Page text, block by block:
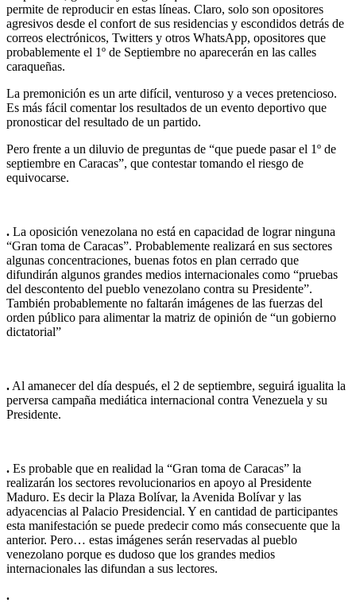
permite de reproducir en estas líneas. Claro, solo son opositores
agresivos desde el confort de sus residencias y escondidos detrás de
correos electrónicos, Twitters y otros WhatsApp, opositores que
probablemente el 1º de Septiembre no aparecerán en las calles
caraqueñas.
La premonición es un arte difícil, venturoso y a veces pretencioso.
Es más fácil comentar los resultados de un evento deportivo que
pronosticar del resultado de un partido.
Pero frente a un diluvio de preguntas de “que puede pasar el 1º de
septiembre en Caracas”, que contestar tomando el riesgo de
equivocarse.
. La oposición venezolana no está en capacidad de lograr ninguna
“Gran toma de Caracas”. Probablemente realizará en sus sectores
algunas concentraciones, buenas fotos en plan cerrado que
difundirán algunos grandes medios internacionales como “pruebas
del descontento del pueblo venezolano contra su Presidente”.
También probablemente no faltarán imágenes de las fuerzas del
orden público para alimentar la matriz de opinión de “un gobierno
dictatorial”
. Al amanecer del día después, el 2 de septiembre, seguirá igualita la
perversa campaña mediática internacional contra Venezuela y su
Presidente.
. Es probable que en realidad la “Gran toma de Caracas” la
realizarán los sectores revolucionarios en apoyo al Presidente
Maduro. Es decir la Plaza Bolívar, la Avenida Bolívar y las
adyacencias al Palacio Presidencial. Y en cantidad de participantes
esta manifestación se puede predecir como más consecuente que la
anterior. Pero… estas imágenes serán reservadas al pueblo
venezolano porque es dudoso que los grandes medios
internacionales las difundan a sus lectores.
.